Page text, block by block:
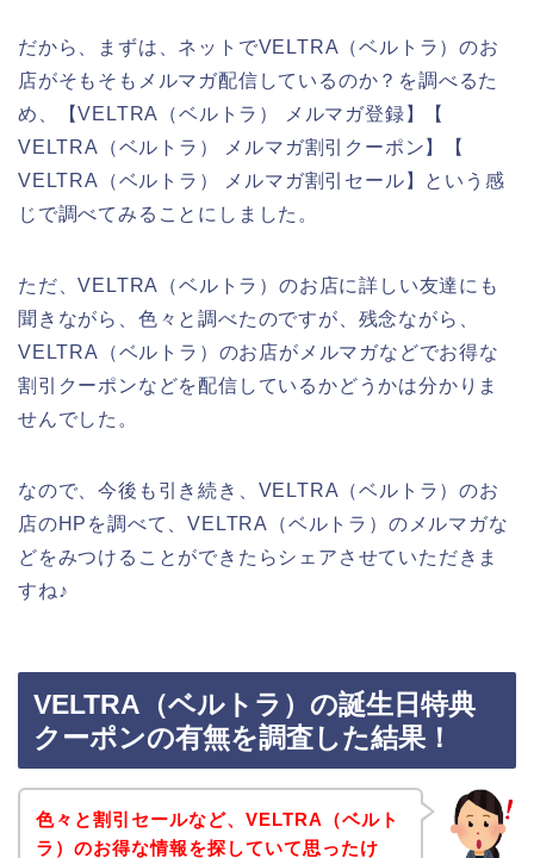
だから、まずは、ネットでVELTRA（ベルトラ）のお
店がそもそもメルマガ配信しているのか？を調べるた
め、【VELTRA（ベルトラ） メルマガ登録】【
VELTRA（ベルトラ） メルマガ割引クーポン】【
VELTRA（ベルトラ） メルマガ割引セール】という感
じで調べてみることにしました。
ただ、VELTRA（ベルトラ）のお店に詳しい友達にも
聞きながら、色々と調べたのですが、残念ながら、
VELTRA（ベルトラ）のお店がメルマガなどでお得な
割引クーポンなどを配信しているかどうかは分かりま
せんでした。
なので、今後も引き続き、VELTRA（ベルトラ）のお
店のHPを調べて、VELTRA（ベルトラ）のメルマガな
どをみつけることができたらシェアさせていただきま
すね♪
VELTRA（ベルトラ）の誕生日特典
クーポンの有無を調査した結果！
色々と割引セールなど、VELTRA（ベルト
ラ）のお得な情報を探していて思ったけ